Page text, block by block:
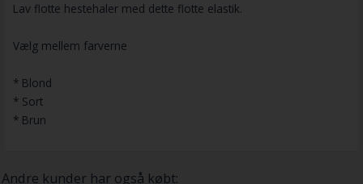
Lav flotte hestehaler med dette flotte elastik.
Vælg mellem farverne
* Blond
* Sort
* Brun
Andre kunder har også købt: